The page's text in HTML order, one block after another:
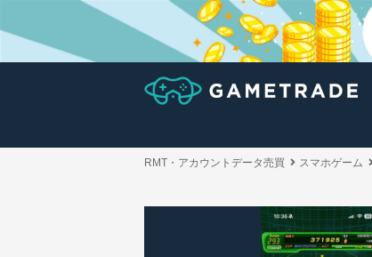
RMT・アカウントデータ売買 スマホゲーム